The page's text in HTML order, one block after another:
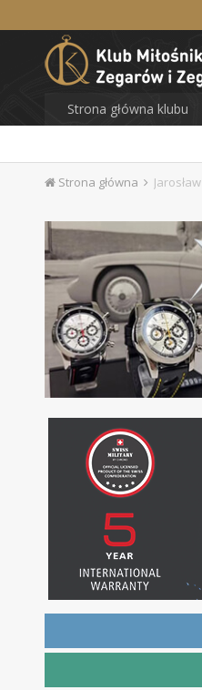
Strona główna klubu
Strona główna Jarosław